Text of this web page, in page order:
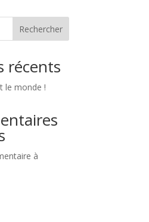
Rechercher
récents
le monde !
à